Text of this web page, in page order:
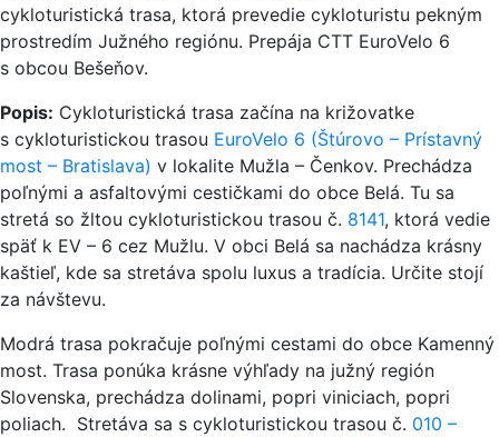
cykloturistická trasa, ktorá prevedie cykloturistu pekným
prostredím Južného regiónu. Prepája CTT EuroVelo 6
s obcou Bešeňov.
Popis: Cykloturistická trasa začína na križovatke
s cykloturistickou trasou EuroVelo 6 (Štúrovo – Prístavný
most – Bratislava) v lokalite Mužla – Čenkov. Prechádza
poľnými a asfaltovými cestičkami do obce Belá. Tu sa
stretá so žltou cykloturistickou trasou č. 8141, ktorá vedie
späť k EV – 6 cez Mužlu. V obci Belá sa nachádza krásny
kaštieľ, kde sa stretáva spolu luxus a tradícia. Určite stojí
za návštevu.
Modrá trasa pokračuje poľnými cestami do obce Kamenný
most. Trasa ponúka krásne výhľady na južný región
Slovenska, prechádza dolinami, popri viniciach, popri
poliach. Stretáva sa s cykloturistickou trasou č. 010 –